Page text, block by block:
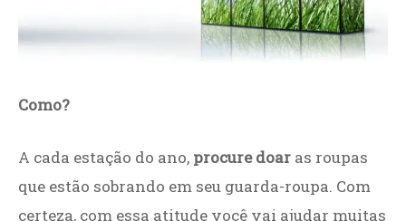
Como?
A cada estação do ano, procure doar as roupas
que estão sobrando em seu guarda-roupa. Com
certeza, com essa atitude você vai ajudar muitas